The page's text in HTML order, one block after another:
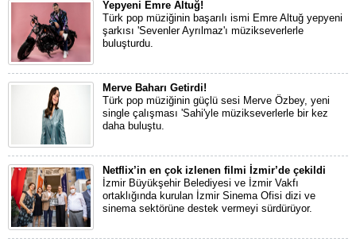
Yepyeni Emre Altuğ!
Türk pop müziğinin başarılı ismi Emre Altuğ yepyeni
şarkısı 'Sevenler Ayrılmaz'ı müzikseverlerle
buluşturdu.
Merve Baharı Getirdi!
Türk pop müziğinin güçlü sesi Merve Özbey, yeni
single çalışması 'Sahi'yle müzikseverlerle bir kez
daha buluştu.
Netflix’in en çok izlenen filmi İzmir’de çekildi
İzmir Büyükşehir Belediyesi ve İzmir Vakfı
ortaklığında kurulan İzmir Sinema Ofisi dizi ve
sinema sektörüne destek vermeyi sürdürüyor.